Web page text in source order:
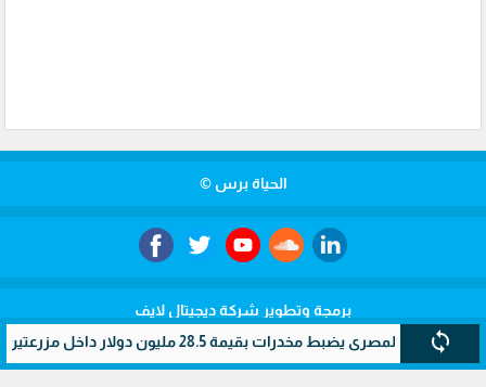
sync
المصري يضبط مخدرات بقيمة 28.5 مليون دولار داخل مزرعتين سريتين بالإسماعيلية
الحياة برس ©
برمجة وتطوير شركة ديجيتال لايف